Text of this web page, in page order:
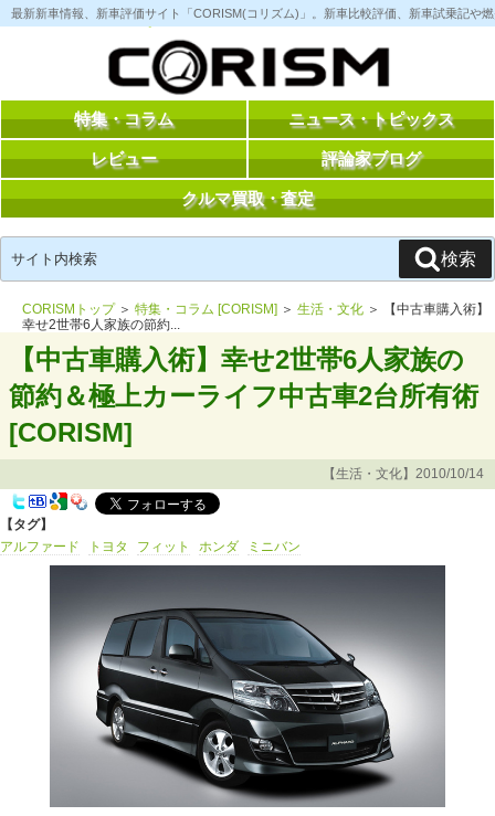
コ
ン
へ
最新新車情報、新車評価サイト「CORISM(コリズム)」。新車比較評価、新車試乗記や
特集・コラム ニュース・トピックス
レビュー 評論家ブログ
クルマ買取・査定
索:
検索
CORISMトップ＞ 特集・コラム [CORISM] ＞ 生活・文化 ＞ 【中古車購入術】
幸せ2世帯6人家族の節約...
【中古車購入術】幸せ2世帯6人家族の
節約＆極上カーライフ中古車2台所有術
[CORISM]
【生活・文化】2010/10/14
【タグ】
アルファード
トヨタ フィット ホンダ ミニバン